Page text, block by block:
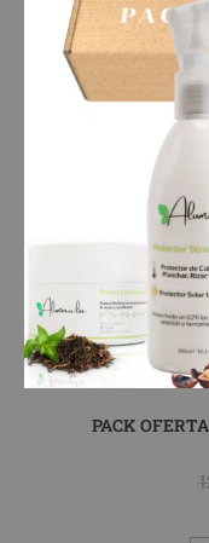
PACK